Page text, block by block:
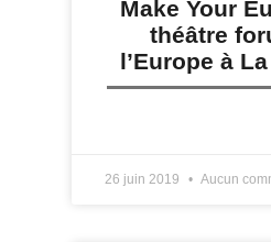
Make Your
théâtre
l’Europe à
26 juin 2019 Aucun